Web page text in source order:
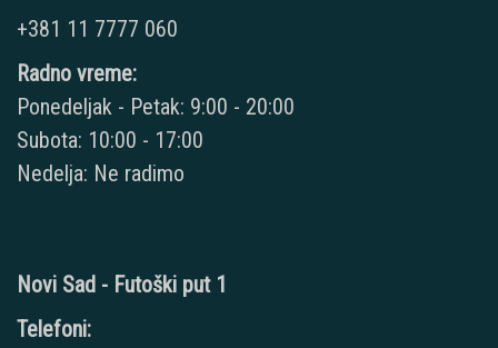
+381 11 7777 060
Radno vreme:
Ponedeljak - Petak: 9:00 - 20:00
Subota: 10:00 - 17:00
Nedelja: Ne radimo
Novi Sad - Futoški put 1
Telefoni: